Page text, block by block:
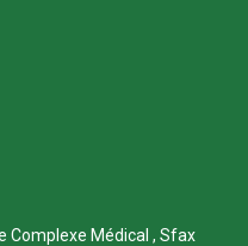
Complexe Médical , Sfax